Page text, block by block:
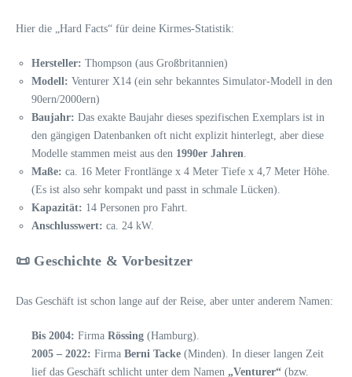
Hier die „Hard Facts“ für deine Kirmes-Statistik:
Hersteller: Thompson (aus Großbritannien)
Modell: Venturer X14 (ein sehr bekanntes Simulator-Modell in den
90ern/2000ern)
Baujahr: Das exakte Baujahr dieses spezifischen Exemplars ist in
den gängigen Datenbanken oft nicht explizit hinterlegt, aber diese
Modelle stammen meist aus den 1990er Jahren.
Maße: ca. 16 Meter Frontlänge x 4 Meter Tiefe x 4,7 Meter Höhe.
(Es ist also sehr kompakt und passt in schmale Lücken).
Kapazität: 14 Personen pro Fahrt.
Anschlusswert: ca. 24 kW.
📜 Geschichte & Vorbesitzer
Das Geschäft ist schon lange auf der Reise, aber unter anderem Namen:
Bis 2004: Firma Rössing (Hamburg).
2005 – 2022: Firma Berni Tacke (Minden). In dieser langen Zeit
lief das Geschäft schlicht unter dem Namen „Venturer“ (bzw.